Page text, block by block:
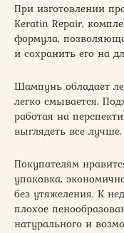
При изготовлении
Keratin Repair,
формула,
и сохранить его на
Шампунь обладает
легко смывается.
работая на
выглядеть все лучше.
Покупателям
упаковка,
без утяжеления. К
плохое
натурального и